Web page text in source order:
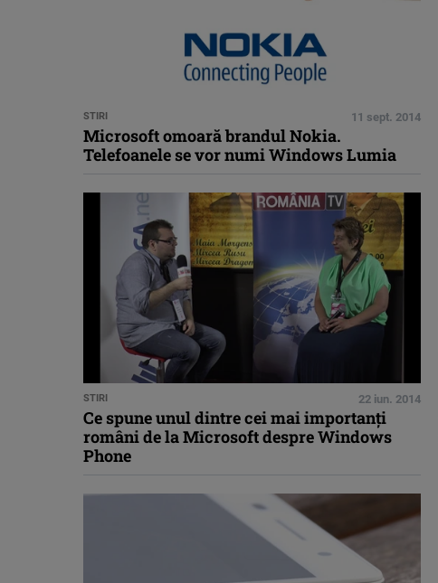
STIRI 11 sept. 2014
Microsoft omoară brandul Nokia.
Telefoanele se vor numi Windows Lumia
STIRI 22 iun. 2014
Ce spune unul dintre cei mai importanţi
români de la Microsoft despre Windows
Phone